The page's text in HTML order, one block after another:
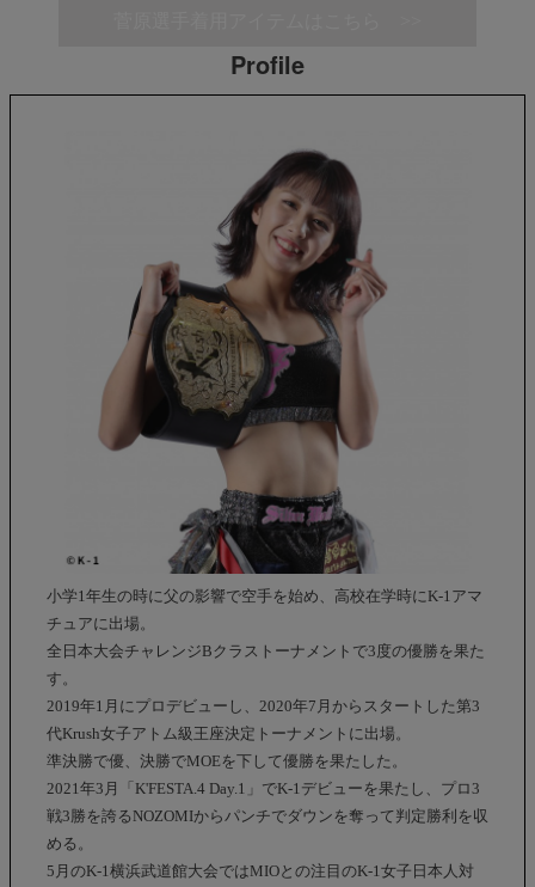
Profile
小学1年生の時に父の影響で空手を始め、高校在学時にK-1アマ
チュアに出場。
全日本大会チャレンジBクラストーナメントで3度の優勝を果た
す。
2019年1月にプロデビューし、2020年7月からスタートした第3
代Krush女子アトム級王座決定トーナメントに出場。
準決勝で優、決勝でMOEを下して優勝を果たした。
2021年3月「K'FESTA.4 Day.1」でK-1デビューを果たし、プロ3
戦3勝を誇るNOZOMIからパンチでダウンを奪って判定勝利を収
める。
5月のK-1横浜武道館大会ではMIOとの注目のK-1女子日本人対